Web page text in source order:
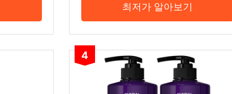
최저가 알아보기
4